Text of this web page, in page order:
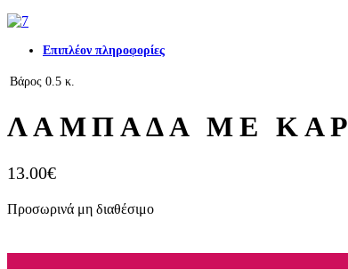
Επιπλέον πληροφορίες
Βάρος 0.5 κ.
ΛΑΜΠΑΔΑ ΜΕ
13.00€
Προσωρινά μη διαθέσιμο